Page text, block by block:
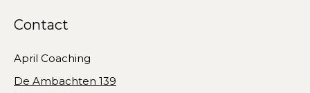
Contact
April Coaching
De Ambachten 139